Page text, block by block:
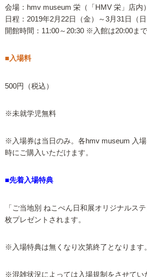
会場：hmv museum 栄（「HMV 栄」店内）
日程：2019年2月22日（金）～3月31日（日
開館時間：11:00～20:30 ※入館は20:00まで
■入場料
500円（税込）
※未就学児無料
※入場券は当日のみ。各hmv museum 入
時にご購入いただけます。
■先着入場特典
「ご当地別 ねこぺん日和展オリジナルス
枚プレゼントされます。
※入場特典は無くなり次第終了となります。
※混雑状況によっては入場規制をさせてい